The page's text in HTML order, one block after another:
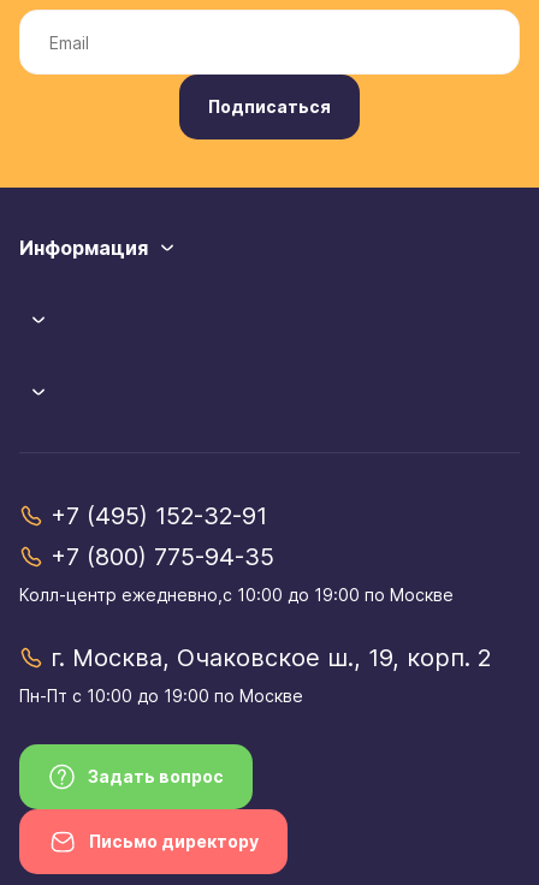
Подписаться
Информация
+7 (495) 152-32-91
+7 (800) 775-94-35
Колл-центр eжедневно,с 10:00 до 19:00 по Москве
г. Москва, Очаковское ш., 19, корп. 2
Пн-Пт с 10:00 до 19:00 по Москве
Задать вопрос
Письмо директору